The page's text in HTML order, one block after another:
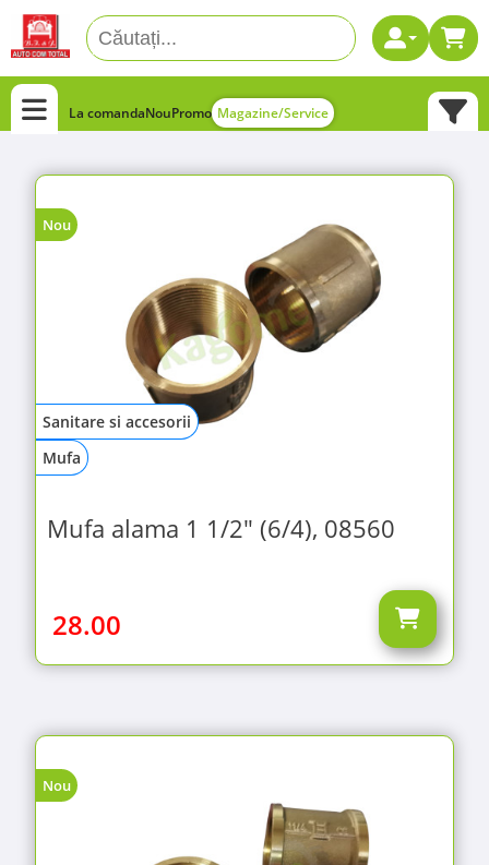
La comandaNouPromo Magazine/Service
Nou
Sanitare si accesorii
Mufa
Mufa alama 1 1/2" (6/4), 08560
28.00
Nou